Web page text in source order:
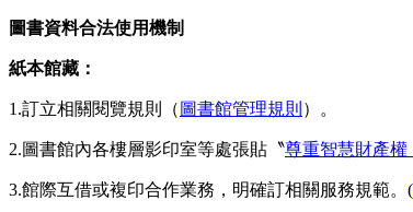
圖書資料合法使用機制
紙本館藏：
1.訂立相關閱覽規則（ 圖書館管理規則 ）。
2.圖書館內各樓層影印室等處張貼〝尊重智慧財產權
3.館際互借或複印合作業務，明確訂相關服務規範。(